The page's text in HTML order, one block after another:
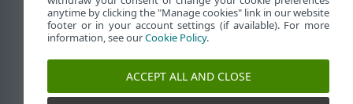
Ver sitio del escritorio
End of Life
Base de conocimiento de ESET
Foro de ESET
ESET Status Portal
anytime by clicking the "Manage cookies" link in our website
footer or in your account settings (if available). For more
information, see ourCookie Policy.
ACCEPT ALL AND CLOSE